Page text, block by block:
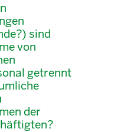
sind
von
getrennt
der